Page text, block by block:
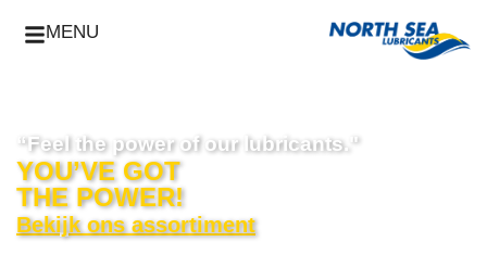
MENU
“Feel the power of our lubricants."
YOU’VE GOT
THE POWER!
Bekijk ons ​​assortiment